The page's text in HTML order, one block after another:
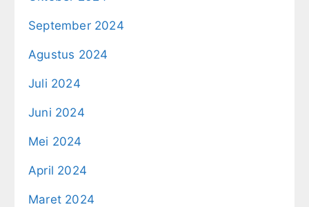
September 2024
Agustus 2024
Juli 2024
Juni 2024
Mei 2024
April 2024
Maret 2024